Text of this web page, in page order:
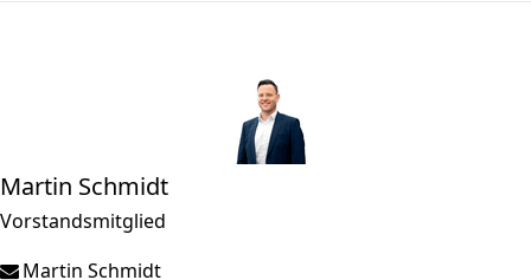
Martin Schmidt
Vorstandsmitglied
Martin Schmidt